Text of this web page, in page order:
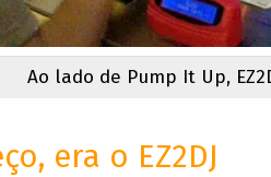
Ao lado de Pump It Up,
era o EZ2DJ